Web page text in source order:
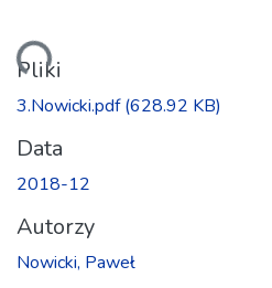
Pliki
3.Nowicki.pdf(628.92 KB)
Data
2018-12
Autorzy
Nowicki, Paweł